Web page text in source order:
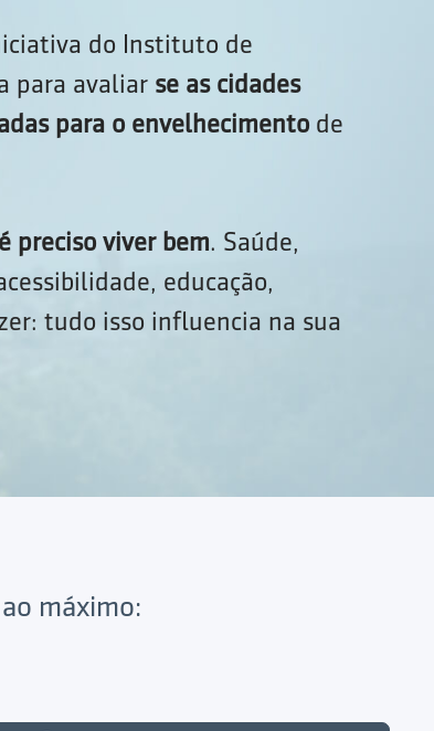
do Instituto de
para avaliar se as cidades
para o envelhecimento de
é preciso viver bem. Saúde,
educação,
tudo isso influencia na sua
máximo: